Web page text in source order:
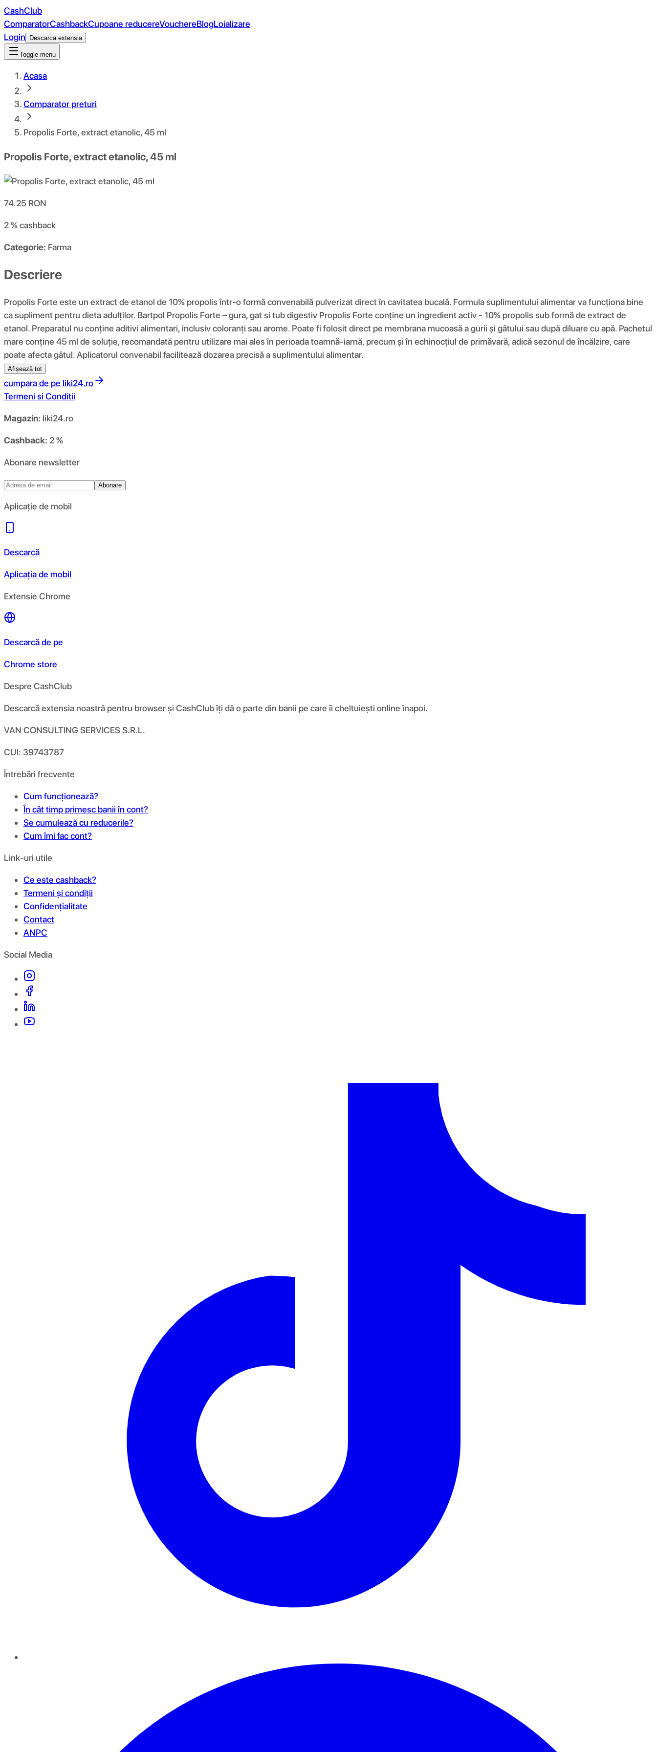
CashClub
ComparatorCashbackCupoane reducereVouchereBlogLoializare
Login
Descarca extensia
Toggle menu
Acasa
Comparator preturi
Propolis Forte, extract etanolic, 45 ml
Propolis Forte, extract etanolic, 45 ml
74.25 RON
2 %cashback
Categorie: Farma
Descriere
Propolis Forte este un extract de etanol de 10% propolis într-o formă convenabilă pulverizat direct în cavitatea bucală. Formula suplimentului alimentar va funcționa bine
ca supliment pentru dieta adulților. Bartpol Propolis Forte – gura, gat si tub digestiv Propolis Forte conține un ingredient activ - 10% propolis sub formă de extract de
etanol. Preparatul nu conține aditivi alimentari, inclusiv coloranți sau arome. Poate fi folosit direct pe membrana mucoasă a gurii și gâtului sau după diluare cu apă. Pachetul
mare conține 45 ml de soluție, recomandată pentru utilizare mai ales în perioada toamnă-iarnă, precum și în echinocțiul de primăvară, adică sezonul de încălzire, care
poate afecta gâtul. Aplicatorul convenabil facilitează dozarea precisă a suplimentului alimentar.
Afișează tot
cumpara de pe liki24.ro
Termeni si Conditii
Magazin: liki24.ro
Cashback: 2 %
Abonare newsletter
Abonare
Aplicație de mobil
Descarcă
Aplicația de mobil
Extensie Chrome
Descarcă de pe
Chrome store
Despre CashClub
Descarcă extensia noastră pentru browser și CashClub îți dă o parte din banii pe care îi cheltuiești online înapoi.
VAN CONSULTING SERVICES S.R.L.
CUI: 39743787
Întrebări frecvente
Cum funcționează?
În cât timp primesc banii în cont?
Se cumulează cu reducerile?
Cum îmi fac cont?
Link-uri utile
Ce este cashback?
Termeni și condiții
Confidențialitate
Contact
ANPC
Social Media